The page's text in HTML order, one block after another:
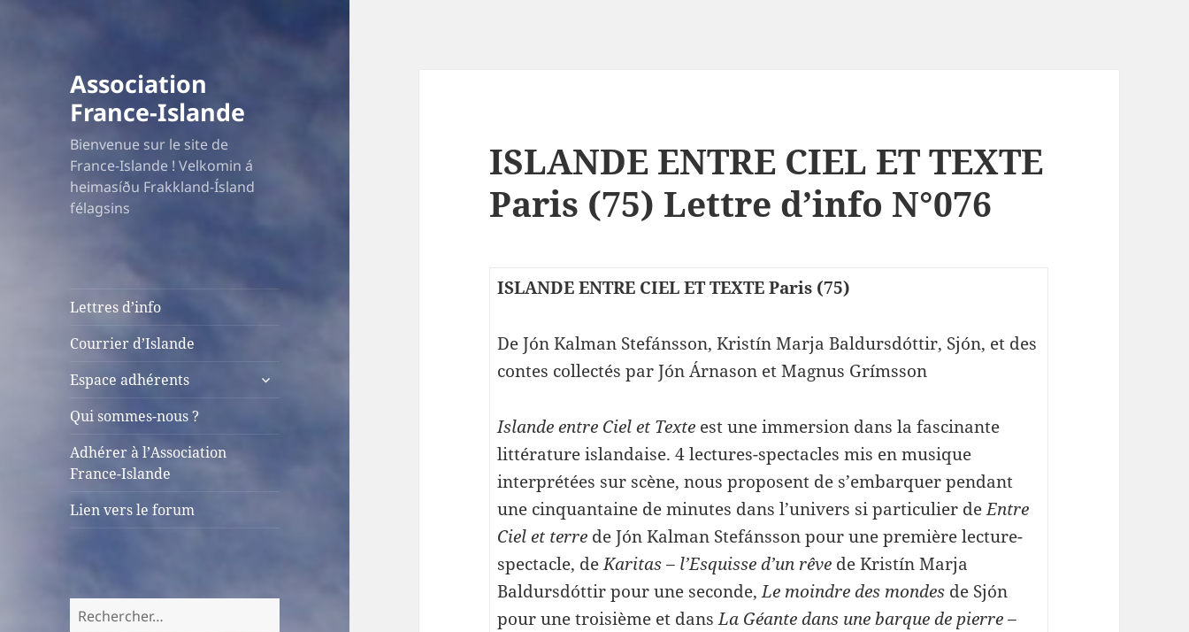
Association
France-Islande
Bienvenue sur le site de
France-Islande ! Velkomin á
heimasíðu Frakkland-Ísland
félagsins
Lettres d’info
Courrier d’Islande
Espace adhérents
ouvrir
le
Qui sommes-nous ?
Adhérer à l’Association
France-Islande
Lien vers le forum
Rechercher :
ISLANDE ENTRE CIEL ET TEXTE
Paris (75) Lettre d’info N°076
ISLANDE ENTRE CIEL ET TEXTE Paris (75)
De Jón Kalman Stefánsson, Kristín Marja Baldursdóttir, Sjón, et des
contes collectés par Jón Árnason et Magnus Grímsson
Islande entre Ciel et Texteest une immersion dans la fascinante
littérature islandaise. 4 lectures-spectacles mis en musique
interprétées sur scène, nous proposent de s’embarquer pendant
une cinquantaine de minutes dans l’univers si particulier deEntre
Ciel et terrede Jón Kalman Stefánsson pour une première lecture-
spectacle, deKaritas – l’Esquisse d’un rêvede Kristín Marja
Baldursdóttir pour une seconde,Le moindre des mondesde Sjón
pour une troisième et dansLa Géante dans une barque de pierre –